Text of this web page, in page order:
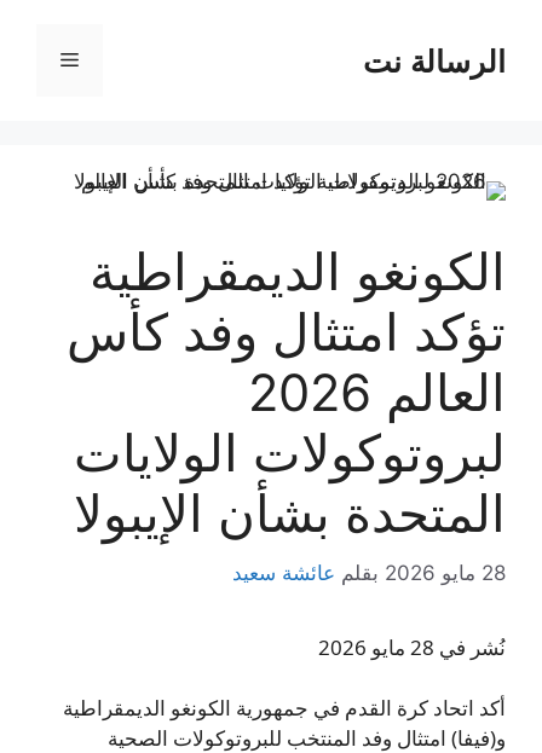
المحتوىالرسالة نت القائمة
الكونغو الديمقراطية
تؤكد امتثال وفد كأس
العالم 2026
لبروتوكولات الولايات
المتحدة بشأن الإيبولا
28 مايو 2026 بقلم عائشة سعيد
نُشر في 28 مايو 2026
أكد اتحاد كرة القدم في جمهورية الكونغو الديمقراطية
و(فيفا) امتثال وفد المنتخب للبروتوكولات الصحية